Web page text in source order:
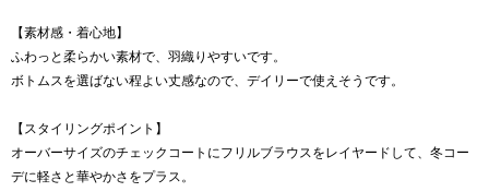
【素材感・着心地】
ふわっと柔らかい素材で、羽織りやすいです。
ボトムスを選ばない程よい丈感なので、デイリーで使えそうです。
【スタイリングポイント】
オーバーサイズのチェックコートにフリルブラウスをレイヤードして、冬コー
デに軽さと華やかさをプラス。